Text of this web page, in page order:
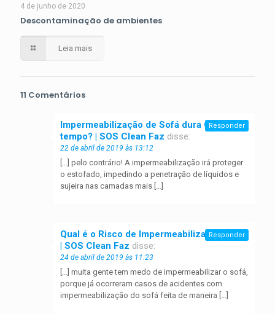
4 de junho de 2020
Descontaminação de ambientes
Leia mais
11 Comentários
Impermeabilização de Sofá dura Quanto
tempo? | SOS Clean Faz disse:
22 de abril de 2019 às 13:12
[…] pelo contrário! A impermeabilização irá proteger
o estofado, impedindo a penetração de líquidos e
sujeira nas camadas mais […]
Responder
Qual é o Risco de Impermeabilizar o Sofá?
| SOS Clean Faz disse:
24 de abril de 2019 às 11:23
[…] muita gente tem medo de impermeabilizar o sofá,
porque já ocorreram casos de acidentes com
impermeabilização do sofá feita de maneira […]
Responder